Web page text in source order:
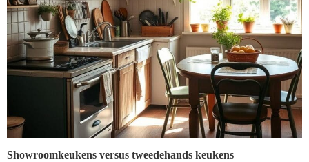
Showroomkeukens versus tweedehands keukens